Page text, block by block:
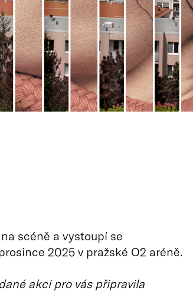
scéně a vystoupí se
2025 v pražské O2 aréně.
akci pro vás připravila